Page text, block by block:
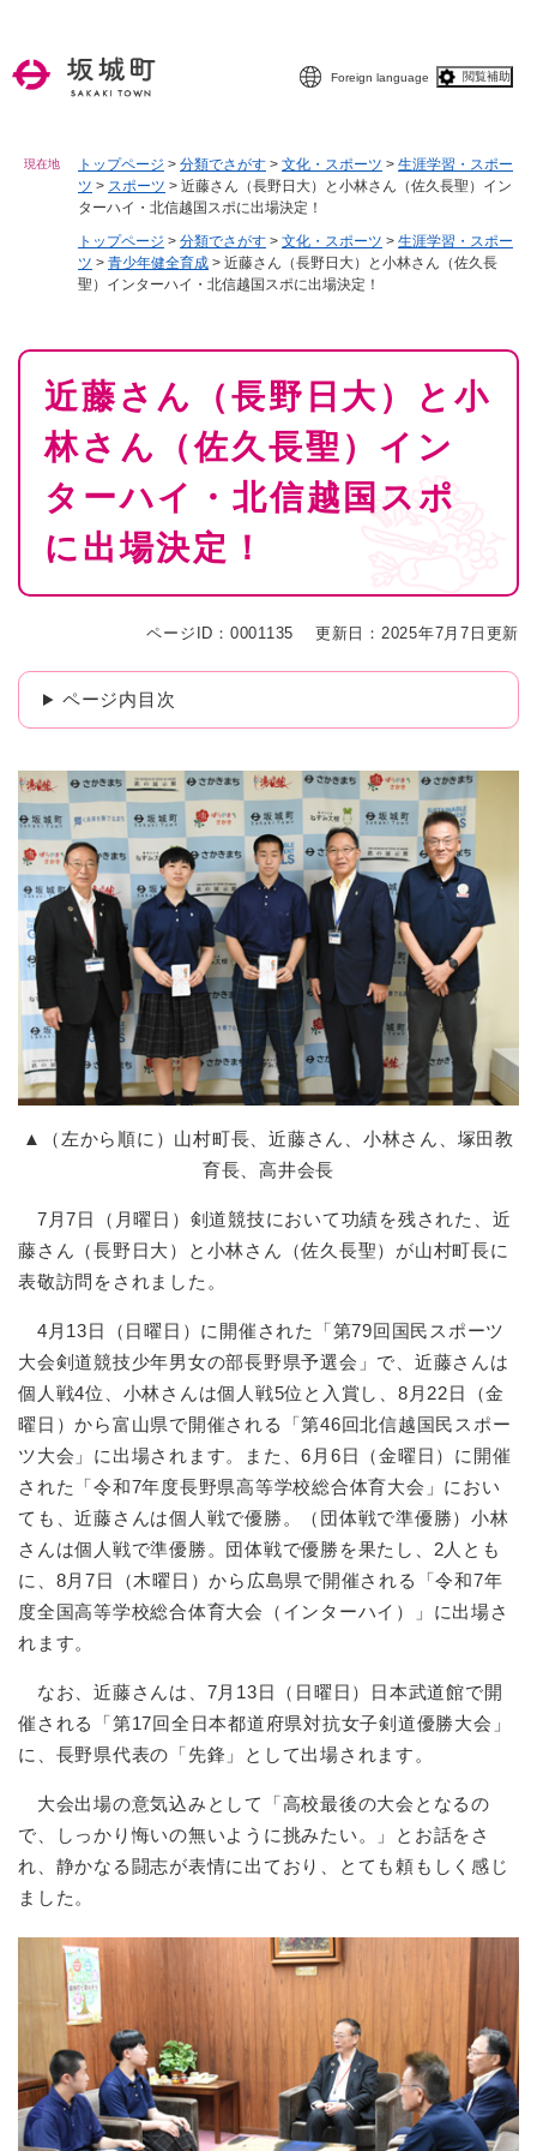
Foreign language 閲覧補助
現在地 トップページ > 分類でさがす > 文化・スポーツ > 生涯学習・スポー
ツ > スポーツ > 近藤さん（長野日大）と小林さん（佐久長聖）イン
ターハイ・北信越国スポに出場決定！
トップページ > 分類でさがす > 文化・スポーツ > 生涯学習・スポー
ツ > 青少年健全育成 > 近藤さん（長野日大）と小林さん（佐久長
聖）インターハイ・北信越国スポに出場決定！
本
近藤さん（長野日大）と小
林さん（佐久長聖）イン
ターハイ・北信越国スポ
に出場決定！
ページID：0001135 更新日：2025年7月7日更新
ページ内目次
▲（左から順に）山村町長、近藤さん、小林さん、塚田教
育長、高井会長
7月7日（月曜日）剣道競技において功績を残された、近
藤さん（長野日大）と小林さん（佐久長聖）が山村町長に
表敬訪問をされました。
4月13日（日曜日）に開催された「第79回国民スポーツ
大会剣道競技少年男女の部長野県予選会」で、近藤さんは
個人戦4位、小林さんは個人戦5位と入賞し、8月22日（金
曜日）から富山県で開催される「第46回北信越国民スポー
ツ大会」に出場されます。また、6月6日（金曜日）に開催
された「令和7年度長野県高等学校総合体育大会」におい
ても、近藤さんは個人戦で優勝。（団体戦で準優勝）小林
さんは個人戦で準優勝。団体戦で優勝を果たし、2人とも
に、8月7日（木曜日）から広島県で開催される「令和7年
度全国高等学校総合体育大会（インターハイ）」に出場さ
れます。
なお、近藤さんは、7月13日（日曜日）日本武道館で開
催される「第17回全日本都道府県対抗女子剣道優勝大会」
に、長野県代表の「先鋒」として出場されます。
大会出場の意気込みとして「高校最後の大会となるの
で、しっかり悔いの無いように挑みたい。」とお話をさ
れ、静かなる闘志が表情に出ており、とても頼もしく感じ
ました。